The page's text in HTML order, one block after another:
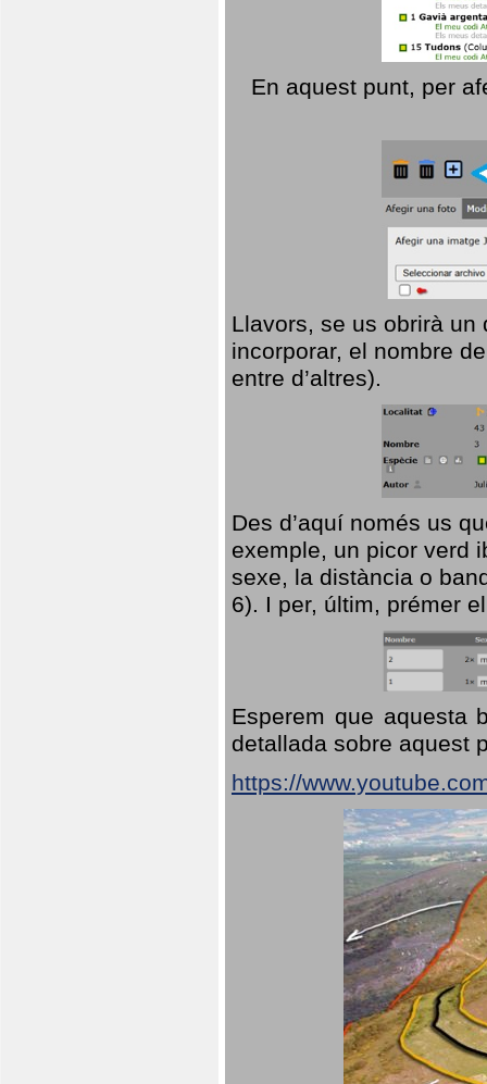
En aquest punt, per
Llavors, se us obrirà
incorporar, el nombre
entre d’altres).
Des d’aquí només us
exemple, un picor verd
sexe, la distància o
6). I per, últim, prémer
Esperem que aquesta
detallada sobre aquest
https://